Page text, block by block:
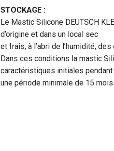
STOCKAGE :
Le Mastic Silicone DEUTSCH
d’origine et dans un local sec
et frais, à l’abri de l’humidité,
Dans ces conditions la mastic
caractéristiques initiales pendant
une période minimale de 15 mois.